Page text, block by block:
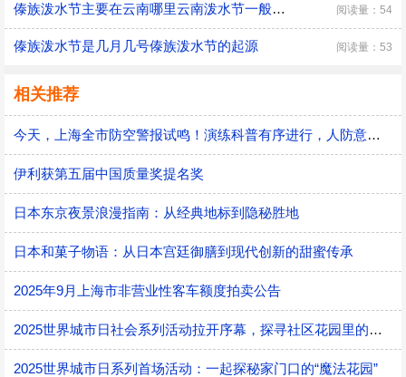
傣族泼水节主要在云南哪里云南泼水节一般几天 阅读量：54
傣族泼水节是几月几号傣族泼水节的起源 阅读量：53
相关推荐
今天，上海全市防空警报试鸣！演练科普有序进行，人防意识“声入人心”
伊利获第五届中国质量奖提名奖
日本东京夜景浪漫指南：从经典地标到隐秘胜地
日本和菓子物语：从日本宫廷御膳到现代创新的甜蜜传承
2025年9月上海市非营业性客车额度拍卖公告
2025世界城市日社会系列活动拉开序幕，探寻社区花园里的智慧应用
2025世界城市日系列首场活动：一起探秘家门口的“魔法花园”